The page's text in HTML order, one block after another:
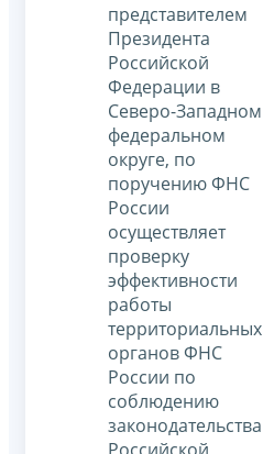
представителем
Президента
Российской
Федерации в
Северо-Западном
федеральном
округе, по
поручению ФНС
России
осуществляет
проверку
эффективности
работы
территориальных
органов ФНС
России по
соблюдению
законодательства